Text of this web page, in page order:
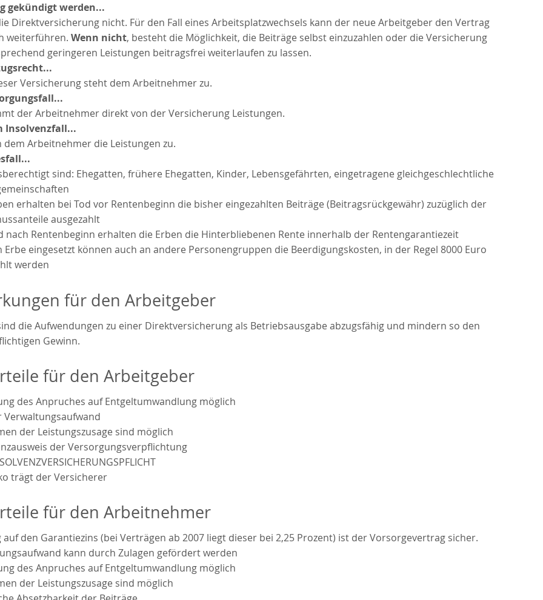
gekündigt werden...
Direktversicherung nicht. Für den Fall eines Arbeitsplatzwechsels kann der neue Arbeitgeber den Vertrag
weiterführen. Wenn nicht, besteht die Möglichkeit, die Beiträge selbst einzuzahlen oder die Versicherung
geringeren Leistungen beitragsfrei weiterlaufen zu lassen.
Versicherung steht dem Arbeitnehmer zu.
der Arbeitnehmer direkt von der Versicherung Leistungen.
Insolvenzfall...
dem Arbeitnehmer die Leistungen zu.
sind: Ehegatten, frühere Ehegatten, Kinder, Lebensgefährten, eingetragene gleichgeschlechtliche
erhalten bei Tod vor Rentenbeginn die bisher eingezahlten Beiträge (Beitragsrückgewähr) zuzüglich der
ausgezahlt
nach Rentenbeginn erhalten die Erben die Hinterbliebenen Rente innerhalb der Rentengarantiezeit
Erbe eingesetzt können auch an andere Personengruppen die Beerdigungskosten, in der Regel 8000 Euro
werden
für den Arbeitgeber
die Aufwendungen zu einer Direktversicherung als Betriebsausgabe abzugsfähig und mindern so den
Gewinn.
für den Arbeitgeber
des Anpruches auf Entgeltumwandlung möglich
Verwaltungsaufwand
der Leistungszusage sind möglich
der Versorgungsverpflichtung
trägt der Versicherer
für den Arbeitnehmer
auf den Garantiezins (bei Verträgen ab 2007 liegt dieser bei 2,25 Prozent) ist der Vorsorgevertrag sicher.
kann durch Zulagen gefördert werden
des Anpruches auf Entgeltumwandlung möglich
der Leistungszusage sind möglich